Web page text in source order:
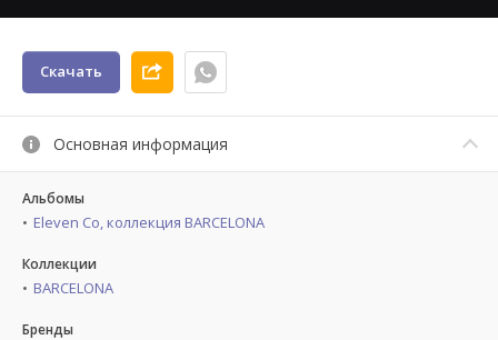
Скачать
Основная информация
Альбомы
Eleven Co, коллекция BARCELONA
Коллекции
BARCELONA
Бренды